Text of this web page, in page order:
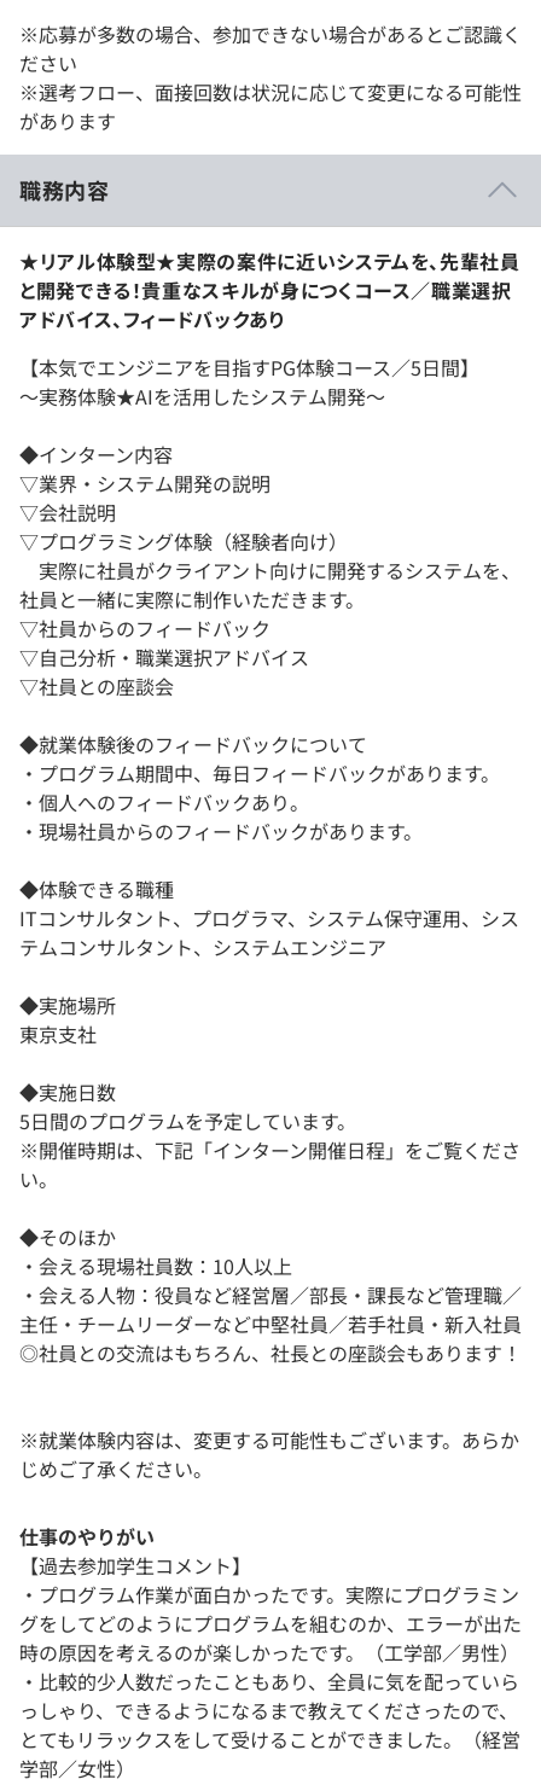
※応募が多数の場合、参加できない場合があるとご認識く
ださい
※選考フロー、面接回数は状況に応じて変更になる可能性
があります
職務内容
★リアル体験型★実際の案件に近いシステムを、先輩社員
と開発できる！貴重なスキルが身につくコース／職業選択
アドバイス、フィードバックあり
【本気でエンジニアを目指すPG体験コース／5日間】
〜実務体験★AIを活用したシステム開発〜
◆インターン内容
▽業界・システム開発の説明
▽会社説明
▽プログラミング体験（経験者向け）
実際に社員がクライアント向けに開発するシステムを、
社員と一緒に実際に制作いただきます。
▽社員からのフィードバック
▽自己分析・職業選択アドバイス
▽社員との座談会
◆就業体験後のフィードバックについて
・プログラム期間中、毎日フィードバックがあります。
・個人へのフィードバックあり。
・現場社員からのフィードバックがあります。
◆体験できる職種
ITコンサルタント、プログラマ、システム保守運用、シス
テムコンサルタント、システムエンジニア
◆実施場所
東京支社
◆実施日数
5日間のプログラムを予定しています。
※開催時期は、下記「インターン開催日程」をご覧くださ
い。
◆そのほか
・会える現場社員数：10人以上
・会える人物：役員など経営層／部長・課長など管理職／
主任・チームリーダーなど中堅社員／若手社員・新入社員
◎社員との交流はもちろん、社長との座談会もあります！
※就業体験内容は、変更する可能性もございます。あらか
じめご了承ください。
仕事のやりがい
【過去参加学生コメント】
・プログラム作業が面白かったです。実際にプログラミン
グをしてどのようにプログラムを組むのか、エラーが出た
時の原因を考えるのが楽しかったです。（工学部／男性）
・比較的少人数だったこともあり、全員に気を配っていら
っしゃり、できるようになるまで教えてくださったので、
とてもリラックスをして受けることができました。（経営
学部／女性）